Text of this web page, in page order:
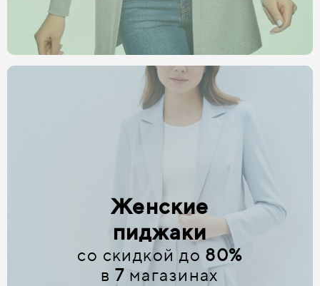
Женские
пиджаки
со скидкой до 80%
в7 магазинах